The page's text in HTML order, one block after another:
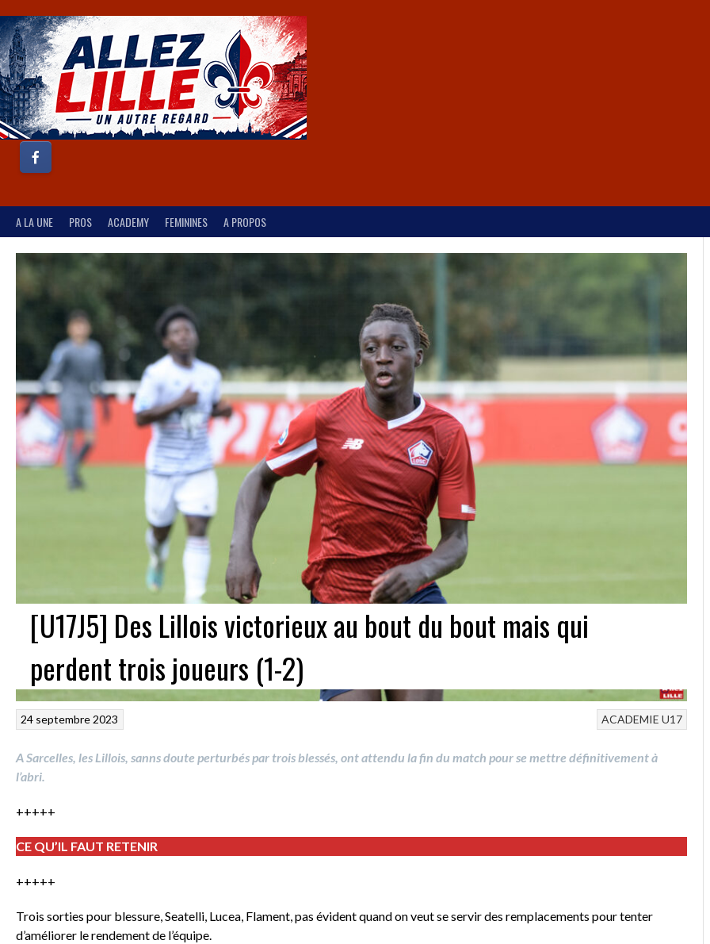
A LA UNE PROS ACADEMY FEMININES A PROPOS
[U17J5] Des Lillois victorieux au bout du bout mais qui
perdent trois joueurs (1-2)
ACADEMIE U17
24 septembre 2023
A Sarcelles, les Lillois, sanns doute perturbés par trois blessés, ont attendu la fin du match pour se mettre définitivement à
l’abri.
+++++
CE QU’IL FAUT RETENIR
+++++
Trois sorties pour blessure, Seatelli, Lucea, Flament, pas évident quand on veut se servir des remplacements pour tenter
d’améliorer le rendement de l’équipe.